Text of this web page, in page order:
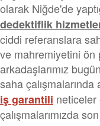
olarak Niğde'de
dedektiflik
ciddi referanslara
ve mahremiyetini
arkadaşlarımız
saha
iş garantili neticeler
çalışmalarımızda